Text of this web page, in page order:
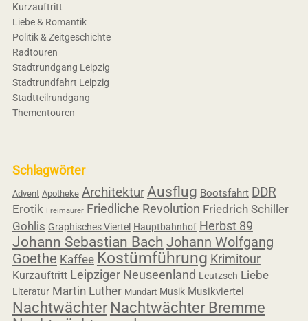
Kurzauftritt
Liebe & Romantik
Politik & Zeitgeschichte
Radtouren
Stadtrundgang Leipzig
Stadtrundfahrt Leipzig
Stadtteilrundgang
Thementouren
Schlagwörter
Advent Apotheke Architektur Ausflug Bootsfahrt DDR
Erotik Freimaurer Friedliche Revolution Friedrich Schiller
Gohlis Graphisches Viertel Hauptbahnhof Herbst 89
Johann Sebastian Bach Johann Wolfgang
Goethe Kaffee Kostümführung Krimitour
Kurzauftritt Leipziger Neuseenland Leutzsch Liebe
Literatur Martin Luther Mundart Musik Musikviertel
NachtwächterNachtwächter Bremme